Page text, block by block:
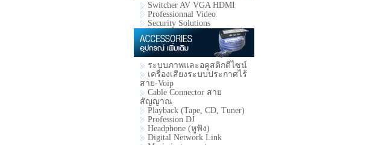
Switcher AV VGA HDMI
Professionnal Video
Security Solutions
ระบบภาพและอคูสติกดีไซน์
เครื่องเสียงระบบประกาศไร้
สาย-Voip
Cable Connector สาย
สัญญาณ
Playback (Tape, CD, Tuner)
Profession DJ
Headphone (หูฟัง)
Digital Network Link